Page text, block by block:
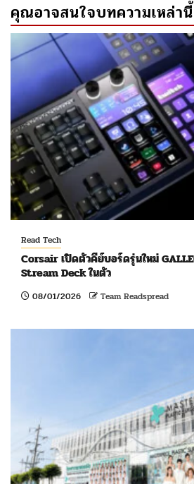
คุณอาจสนใจบทความเหล่านี้
Read Tech
Corsair เปิดตัวคีย์บอร์ดรุ่นใหม่
Stream Deck ในตัว
08/01/2026 Team Readspread